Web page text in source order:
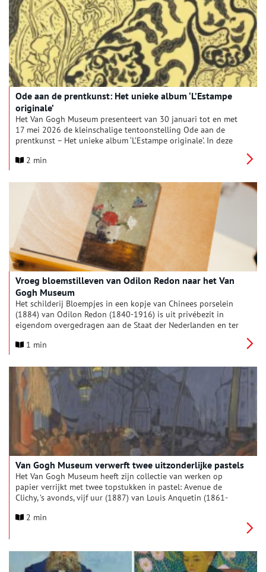
Ode aan de prentkunst: Het unieke album ‘L’Estampe
originale’
Het Van Gogh Museum presenteert van 30 januari tot en met
17 mei 2026 de kleinschalige tentoonstelling Ode aan de
prentkunst – Het unieke album ‘L’Estampe originale’. In deze
prentkunst van het fin de siècle centraal: het complete
2 min
Vroeg bloemstilleven van Odilon Redon naar het Van
Gogh Museum
Het schilderij Bloempjes in een kopje van Chinees porselein
(1884) van Odilon Redon (1840-1916) is uit privébezit in
eigendom overgedragen aan de Staat der Nederlanden en ter
schilderij betreft een vroeg bloemstilleven, uitgevoerd in
De intieme schaal en sobere compositie wijzen erop dat Redon
het werk vermoedelijk voor zichzelf schilderde. Met minimale
middelen – enkele bloemen in een Chinees porseleinen kopje
– creëerde hij een verstilde compositie, waarin het heldere
rood van de bloemen scherp afsteekt tegen de rustige
1 min
Van Gogh Museum verwerft twee uitzonderlijke pastels
Het Van Gogh Museum heeft zijn collectie van werken op
papier verrijkt met twee topstukken in pastel: Avenue de
Clichy, ’s avonds, vijf uur (1887) van Louis Anquetin (1861-
Nuncques (1867-1935).
2 min